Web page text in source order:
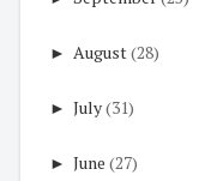
► August(28)
► July(31)
► June (27)